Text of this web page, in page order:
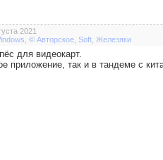
2021
© Авторское Soft Железяки
для видеокарт.
приложение, так и в тандеме с